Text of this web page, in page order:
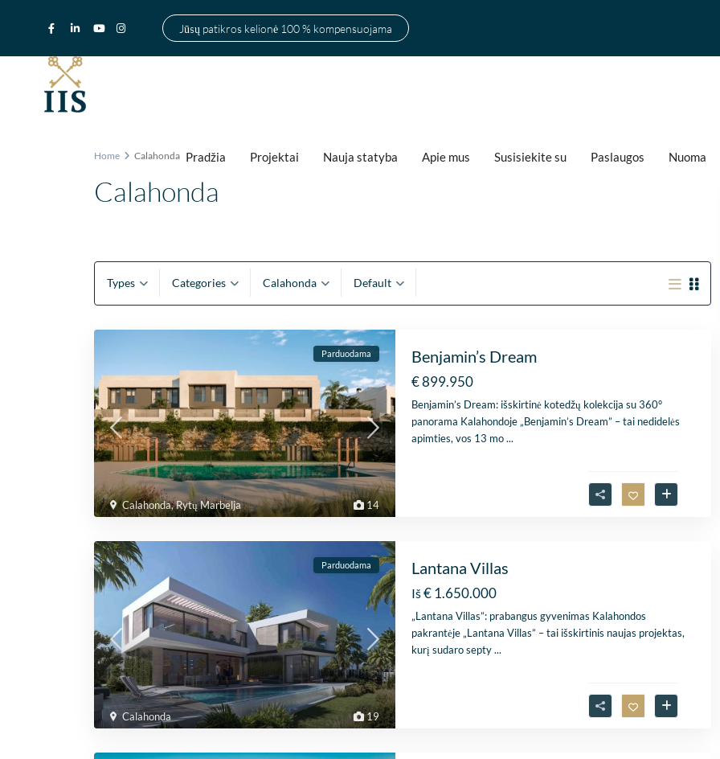
Jūsų patikros kelionė 100 % kompensuojama
Pradžia Projektai Nauja statyba Apie mus Susisiekite su Paslaugos Nuoma
Home Calahonda
Calahonda
Types Categories Calahonda Default
14
Calahonda,Rytų Marbelja
Parduodama Benjamin’s Dream
€ 899.950
Benjamin’s Dream: išskirtinė kotedžų kolekcija su 360°
panorama Kalahondoje „Benjamin’s Dream” – tai nedidelės
apimties, vos 13 mo...
19
Calahonda
Parduodama Lantana Villas
Iš€ 1.650.000
„Lantana Villas”: prabangus gyvenimas Kalahondos
pakrantėje „Lantana Villas” – tai išskirtinis naujas projektas,
kurį sudaro septy...
Fantastische
uitstekende
genomen om
in kaart te
Zelfs toen ik
was, verliep de
Lees verder
Fien